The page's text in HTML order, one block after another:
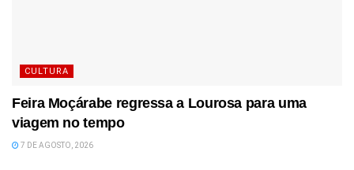
CULTURA
Feira Moçárabe regressa a Lourosa para uma
viagem no tempo
7 DE AGOSTO, 2026